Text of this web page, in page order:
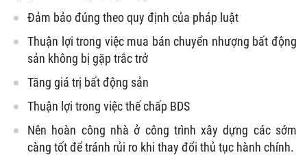
Đảm bảo đúng theo quy định của pháp luật
Thuận lợi trong việc mua bán chuyển nhượng bất động
sản không bị gặp trắc trở
Tăng giá trị bất động sản
Thuận lợi trong việc thế chấp BDS
Nên hoàn công nhà ở công trình xây dựng các sớm
càng tốt để tránh rủi ro khi thay đổi thủ tục hành chính.